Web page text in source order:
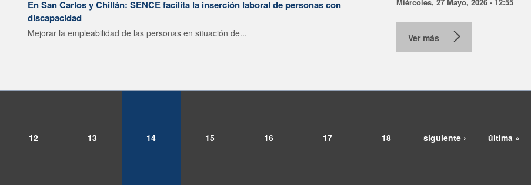
En San Carlos y Chillán: SENCE facilita la inserción laboral de personas con
discapacidad
Mejorar la empleabilidad de las personas en situación de... Ver más
12 13 14 15 16 17 18 siguiente › última »